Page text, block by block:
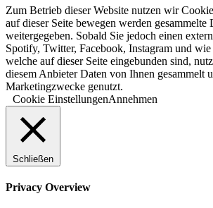
Zum Betrieb dieser Website nutzen wir
auf dieser Seite bewegen werden
weitergegeben. Sobald Sie jedoch einen
Spotify, Twitter, Facebook, Instagram und
welche auf dieser Seite eingebunden sind,
diesem Anbieter Daten von Ihnen gesammelt
Marketingzwecke genutzt.
Cookie EinstellungenAnnehmen
Schließen
Privacy Overview